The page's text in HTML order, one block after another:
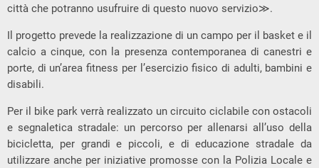
città che potranno usufruire di questo nuovo servizio≫.
Il progetto prevede la realizzazione di un campo per il basket e il
calcio a cinque, con la presenza contemporanea di canestri e
porte, di un’area fitness per l’esercizio fisico di adulti, bambini e
disabili.
Per il bike park verrà realizzato un circuito ciclabile con ostacoli
e segnaletica stradale: un percorso per allenarsi all’uso della
bicicletta, per grandi e piccoli, e di educazione stradale da
utilizzare anche per iniziative promosse con la Polizia Locale e